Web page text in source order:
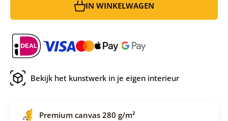
IN WINKELWAGEN
Bekijk het kunstwerk in je eigen interieur
Premium canvas 280 g/m²